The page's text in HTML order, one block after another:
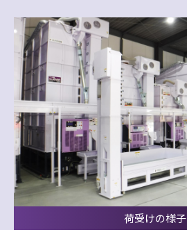
荷受けの様子